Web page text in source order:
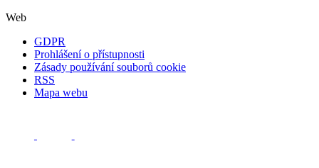
Web
GDPR
Prohlášení o přístupnosti
Zásady používání souborů cookie
RSS
Mapa webu